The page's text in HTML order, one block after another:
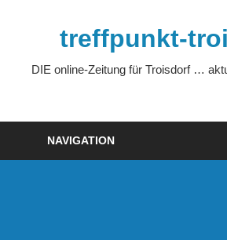
treffpunkt-
DIE online-Zeitung für Troisdorf …
NAVIGATION